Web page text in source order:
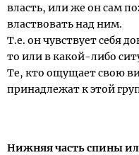
власть, или же он сам
властвовать над ним.
Т.е. он чувствует себя
то или в какой-либо
Те, кто ощущает свою
принадлежат к этой
Нижняя часть спины